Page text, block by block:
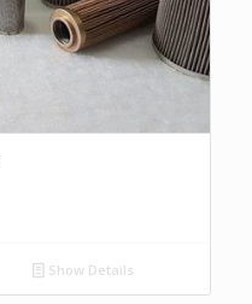
Show Details